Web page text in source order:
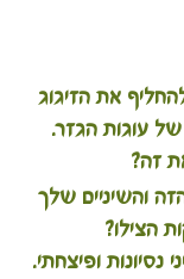
את הזיגוג
עוגות הגזר.
זה?
והשיניים שלך
הצילו?
נסיונות ופיצחתי.